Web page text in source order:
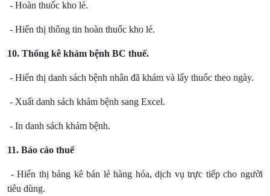
- Hoàn thuốc kho lẻ.
- Hiển thị thông tin hoàn thuốc kho lẻ.
10. Thống kê khám bệnh BC thuế.
- Hiển thị danh sách bệnh nhân đã khám và lấy thuốc theo ngày.
- Xuất danh sách khám bệnh sang Excel.
- In danh sách khám bệnh.
11. Báo cáo thuế
- Hiển thị bảng kê bán lẻ hàng hóa, dịch vụ trực tiếp cho người
tiêu dùng.